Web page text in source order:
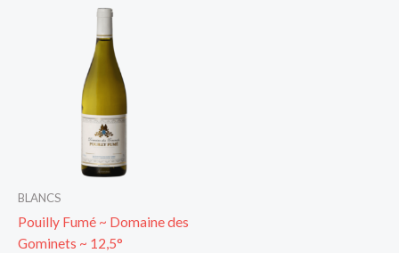
BLANCS
Pouilly Fumé ~ Domaine des
Gominets ~ 12,5°